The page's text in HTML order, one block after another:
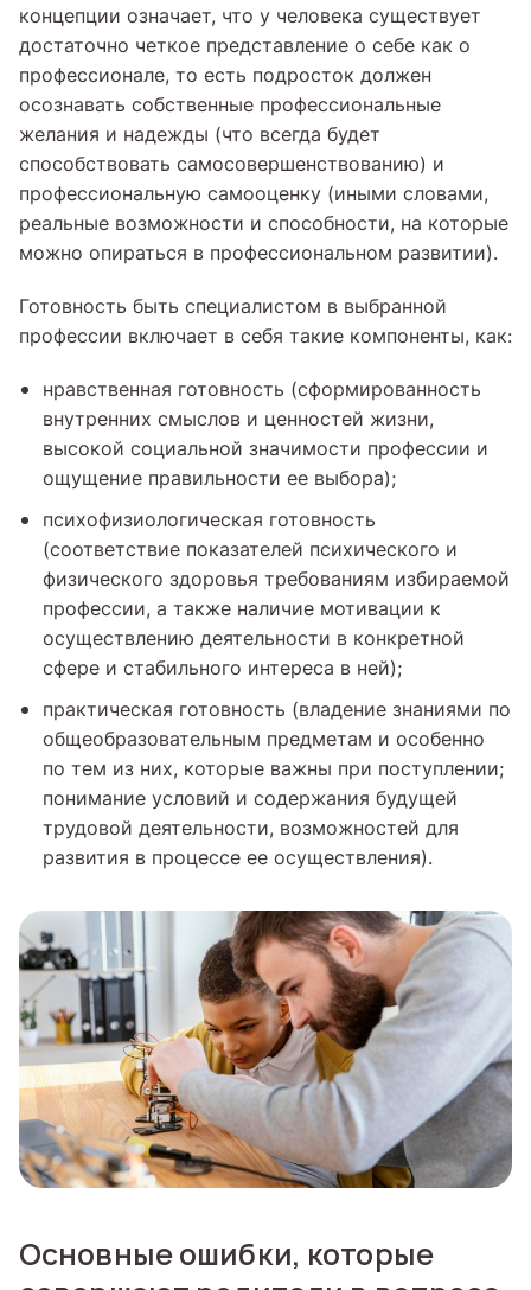
концепции означает, что у человека существует
достаточно четкое представление о себе как о
профессионале, то есть подросток должен
осознавать собственные профессиональные
желания и надежды (что всегда будет
способствовать самосовершенствованию) и
профессиональную самооценку (иными словами,
реальные возможности и способности, на которые
можно опираться в профессиональном развитии).
Готовность быть специалистом в выбранной
профессии включает в себя такие компоненты, как:
нравственная готовность (сформированность
внутренних смыслов и ценностей жизни,
высокой социальной значимости профессии и
ощущение правильности ее выбора);
психофизиологическая готовность
(соответствие показателей психического и
физического здоровья требованиям избираемой
профессии, а также наличие мотивации к
осуществлению деятельности в конкретной
сфере и стабильного интереса в ней);
практическая готовность (владение знаниями по
общеобразовательным предметам и особенно
по тем из них, которые важны при поступлении;
понимание условий и содержания будущей
трудовой деятельности, возможностей для
развития в процессе ее осуществления).
Основные ошибки, которые